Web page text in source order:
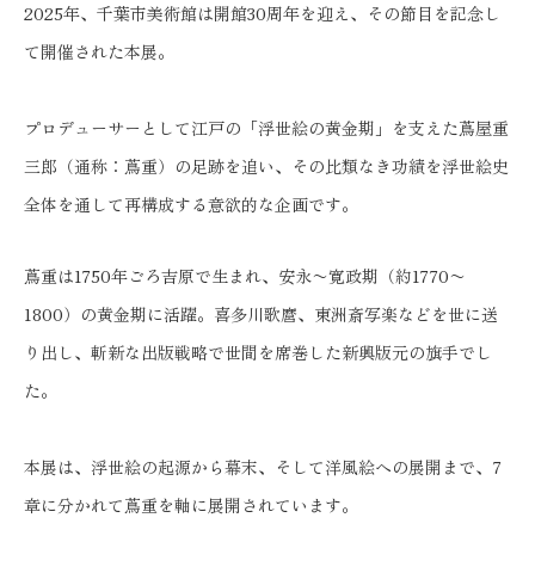
2025年、千葉市美術館は開館30周年を迎え、その節目を記念し
て開催された本展。
プロデューサーとして江戸の「浮世絵の黄金期」を支えた蔦屋重
三郎（通称：蔦重）の足跡を追い、その比類なき功績を浮世絵史
全体を通して再構成する意欲的な企画です。
蔦重は1750年ごろ吉原で生まれ、安永〜寛政期（約1770〜
1800）の黄金期に活躍。喜多川歌麿、東洲斎写楽などを世に送
り出し、斬新な出版戦略で世間を席巻した新興版元の旗手でし
た。
本展は、浮世絵の起源から幕末、そして洋風絵への展開まで、7
章に分かれて蔦重を軸に展開されています。